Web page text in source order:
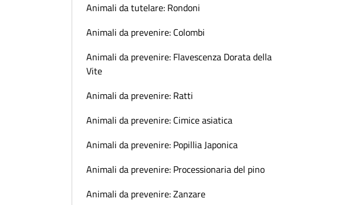
Animali da tutelare: Rondoni
Animali da prevenire: Colombi
Animali da prevenire: Flavescenza Dorata della
Vite
Animali da prevenire: Ratti
Animali da prevenire: Cimice asiatica
Animali da prevenire: Popillia Japonica
Animali da prevenire: Processionaria del pino
Animali da prevenire: Zanzare